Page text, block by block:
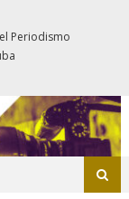
Periodismo